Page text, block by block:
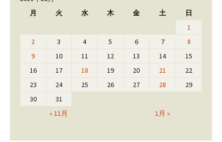
月
火 水 木 金 土 日
« 11月 1月 »
1
2
3 4 5 6 7
8
9
10 11 12 13 14
15
16
17 18 19 20 21
22
23
24 25 26 27 28
29
30
31